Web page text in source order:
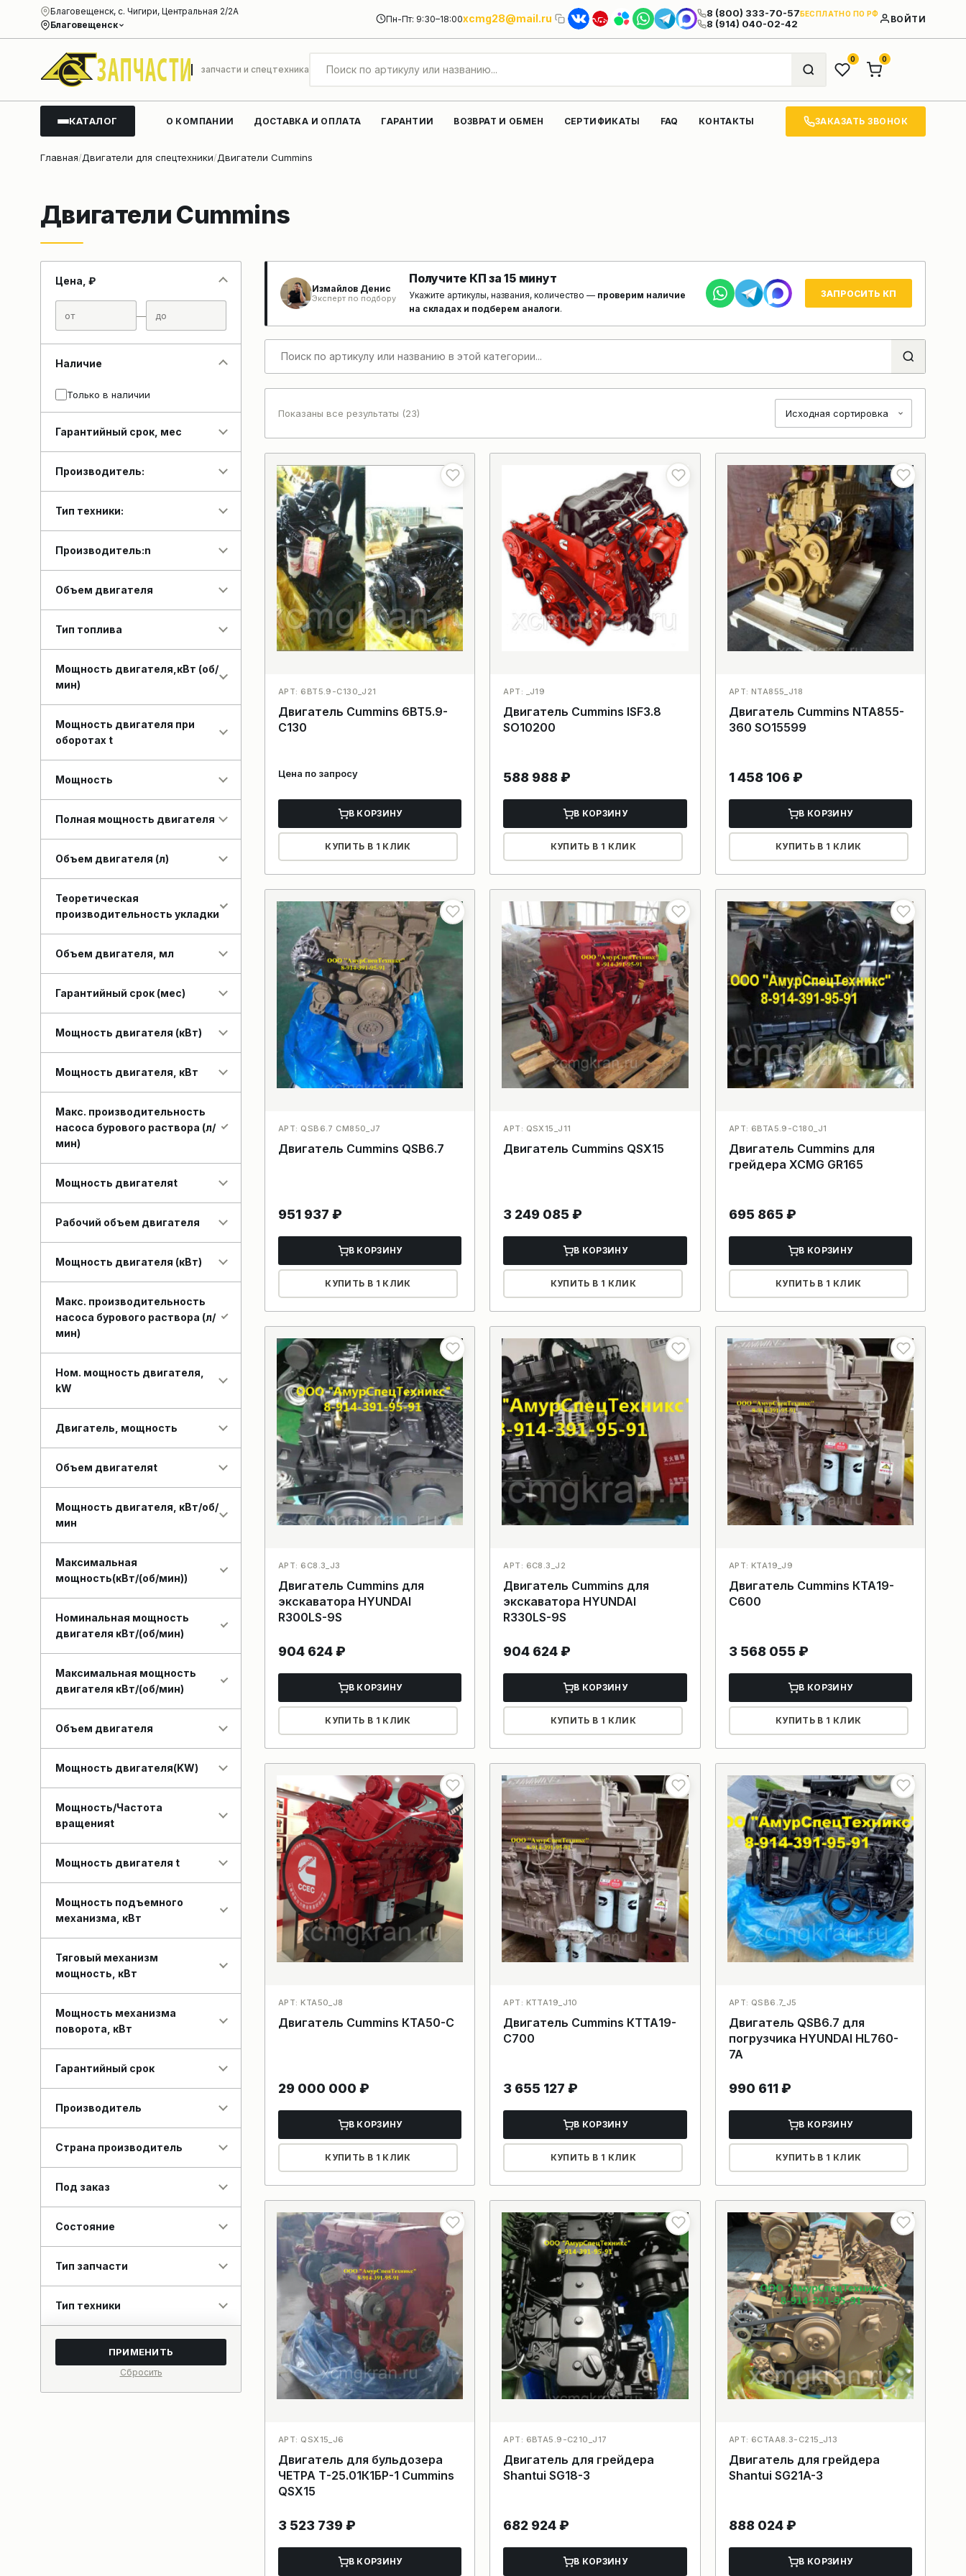
Благовещенск
Благовещенск, с. Чигири, Центральная 2/2А
Пн-Пт: 9:30–18:00xcmg28@mail.ru 8 (800) 333-70-57БЕСПЛАТНО ПО РФ
8 (914) 040-02-42 ВОЙТИ
запчасти и спецтехника
0 0
КАТАЛОГ О КОМПАНИИ ДОСТАВКА И ОПЛАТА ГАРАНТИИ ВОЗВРАТ И ОБМЕН СЕРТИФИКАТЫ FAQ КОНТАКТЫ ЗАКАЗАТЬ ЗВОНОК
Главная Двигатели для спецтехники Двигатели Cummins
Двигатели Cummins
Цена, ₽
—
Наличие
Только в наличии
Гарантийный срок, мес
Производитель:
Тип техники:
Производитель:n
Объем двигателя
Тип топлива
Мощность двигателя,кВт (об/
мин)
Мощность двигателя при
оборотах t
Мощность
Полная мощность двигателя
Объем двигателя (л)
Теоретическая
производительность укладки
Объем двигателя, мл
Гарантийный срок (мес)
Мощность двигателя (кВт)
Мощность двигателя, кВт
Макс. производительность
насоса бурового раствора (л/
мин)
Мощность двигателяt
Рабочий объем двигателя
Мощность двигателя (кВт)
Макс. производительность
насоса бурового раствора (л/
мин)
Ном. мощность двигателя,
kW
Двигатель, мощность
Объем двигателяt
Мощность двигателя, кВт/об/
мин
Максимальная
мощность(кВт/(об/мин))
Номинальная мощность
двигателя кВт/(об/мин)
Максимальная мощность
двигателя кВт/(об/мин)
Объем двигателя
Мощность двигателя(KW)
Мощность/Частота
вращенияt
Мощность двигателя t
Мощность подъемного
механизма, кВт
Тяговый механизм
мощность, кВт
Мощность механизма
поворота, кВт
Гарантийный срок
Производитель
Страна производитель
Под заказ
Состояние
Тип запчасти
Тип техники
ПРИМЕНИТЬ
Сбросить
Измайлов Денис
Эксперт по подбору
Получите КП за 15 минут
Укажите артикулы, названия, количество — проверим наличие
на складах и подберем аналоги.
ЗАПРОСИТЬ КП
Показаны все результаты (23)
АРТ: 6BT5.9-C130_J21
Двигатель Cummins 6BT5.9-
C130
Цена по запросу
В КОРЗИНУ
КУПИТЬ В 1 КЛИК
АРТ: _J19
Двигатель Cummins ISF3.8
SO10200
588 988₽
В КОРЗИНУ
КУПИТЬ В 1 КЛИК
АРТ: NTA855_J18
Двигатель Cummins NTA855-
360 SO15599
1 458 106 ₽
В КОРЗИНУ
КУПИТЬ В 1 КЛИК
АРТ: QSB6.7 CM850_J7
Двигатель Cummins QSB6.7
951 937 ₽
В КОРЗИНУ
КУПИТЬ В 1 КЛИК
АРТ: QSX15_J11
Двигатель Cummins QSX15
3 249 085₽
В КОРЗИНУ
КУПИТЬ В 1 КЛИК
АРТ: 6BTA5.9-C180_J1
Двигатель Cummins для
грейдера XCMG GR165
695 865 ₽
В КОРЗИНУ
КУПИТЬ В 1 КЛИК
АРТ: 6C8.3_J3
Двигатель Cummins для
экскаватора HYUNDAI
R300LS-9S
904 624₽
В КОРЗИНУ
КУПИТЬ В 1 КЛИК
АРТ: 6C8.3_J2
Двигатель Cummins для
экскаватора HYUNDAI
R330LS-9S
904 624₽
В КОРЗИНУ
КУПИТЬ В 1 КЛИК
АРТ: KTA19_J9
Двигатель Cummins КТА19-
С600
3 568 055 ₽
В КОРЗИНУ
КУПИТЬ В 1 КЛИК
АРТ: KTA50_J8
Двигатель Cummins КТА50-C
29 000 000 ₽
В КОРЗИНУ
КУПИТЬ В 1 КЛИК
АРТ: KTTA19_J10
Двигатель Cummins КТТА19-
С700
3 655 127₽
В КОРЗИНУ
КУПИТЬ В 1 КЛИК
АРТ: QSB6.7_J5
Двигатель QSB6.7 для
погрузчика HYUNDAI HL760-
7A
990 611₽
В КОРЗИНУ
КУПИТЬ В 1 КЛИК
АРТ: QSX15_J6
Двигатель для бульдозера
ЧЕТРА Т-25.01К1БР-1 Cummins
QSX15
3 523 739₽
В КОРЗИНУ
АРТ: 6BTA5.9-C210_J17
Двигатель для грейдера
Shantui SG18-3
682 924₽
В КОРЗИНУ
АРТ: 6CTAA8.3-C215_J13
Двигатель для грейдера
Shantui SG21A-3
888 024₽
В КОРЗИНУ